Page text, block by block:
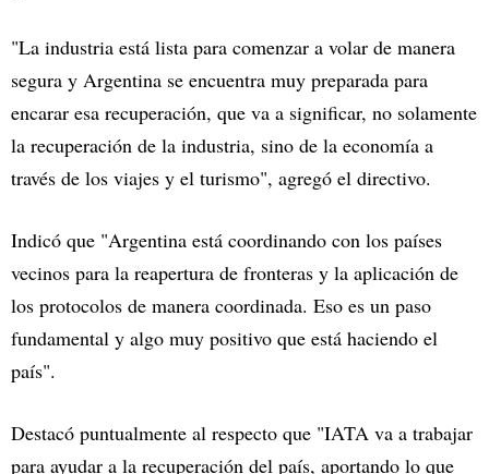
"La industria está lista para comenzar a volar de manera
segura y Argentina se encuentra muy preparada para
encarar esa recuperación, que va a significar, no solamente
la recuperación de la industria, sino de la economía a
través de los viajes y el turismo", agregó el directivo.
Indicó que "Argentina está coordinando con los países
vecinos para la reapertura de fronteras y la aplicación de
los protocolos de manera coordinada. Eso es un paso
fundamental y algo muy positivo que está haciendo el
país".
Destacó puntualmente al respecto que "IATA va a trabajar
para ayudar a la recuperación del país, aportando lo que